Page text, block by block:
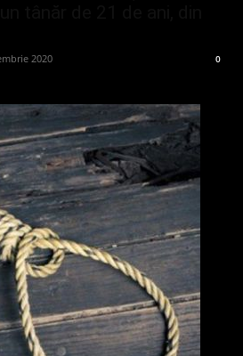
2020 0